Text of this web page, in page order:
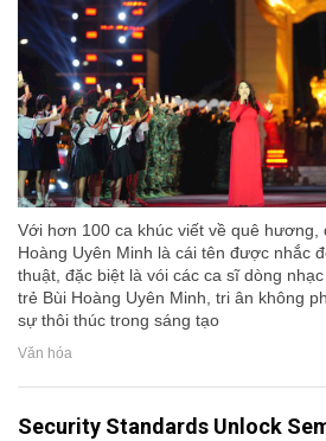
Với hơn 100 ca khúc viết về quê hương,
Hoàng Uyên Minh là cái tên được nhắc
thuật, đặc biệt là vói các ca sĩ dòng
trẻ Bùi Hoàng Uyên Minh, tri ân không
sự thôi thúc trong sáng tạo
Văn hóa
Security Standards Unlock